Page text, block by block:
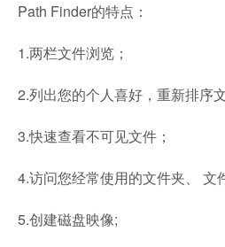
Path Finder的特点：
1.两栏文件浏览；
2.列出您的个人喜好，重新排序
3.快速查看不可见文件；
4.访问您经常使用的文件夹、 文
5.创建磁盘映像;